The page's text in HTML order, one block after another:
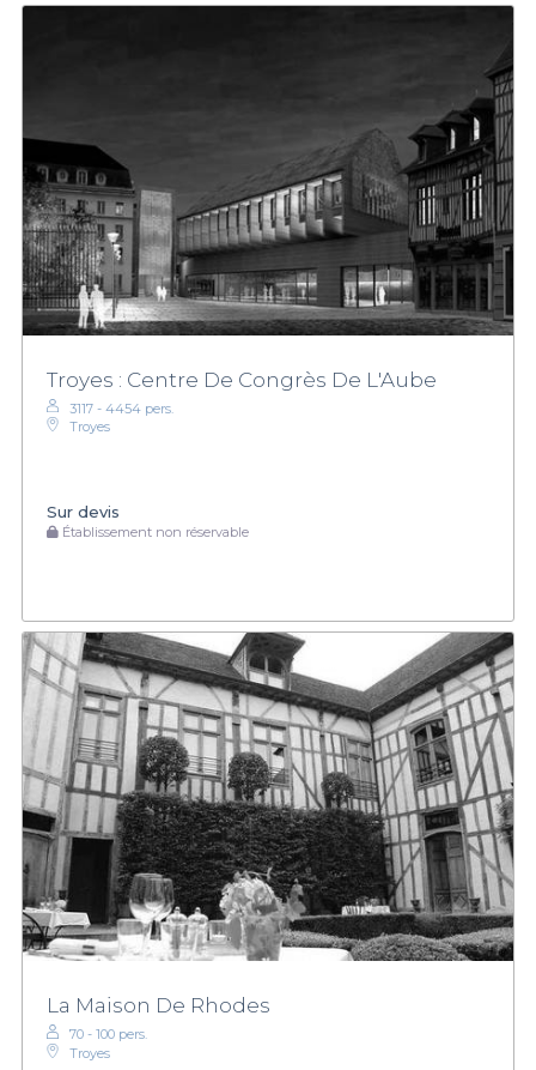
Troyes : Centre De Congrès De L'Aube
3117 - 4454 pers.
Troyes
Sur devis
Établissement non réservable
La Maison De Rhodes
70 - 100 pers.
Troyes